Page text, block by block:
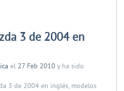
3 de 2004 en
el 27 Feb 2010 y ha sido
3 de 2004 en inglés, modelos